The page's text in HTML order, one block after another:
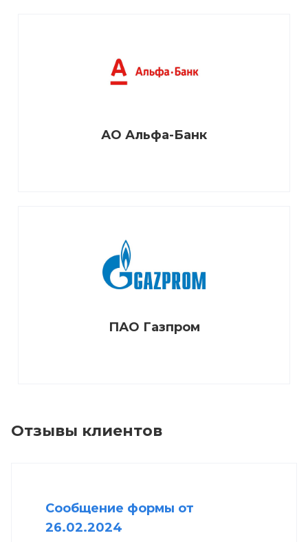
АО Альфа-Банк
ПАО Газпром
Отзывы клиентов
Сообщение формы от
26.02.2024